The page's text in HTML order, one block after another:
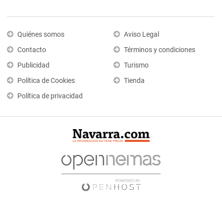
Quiénes somos
Contacto
Publicidad
Política de Cookies
Política de privacidad
Aviso Legal
Términos y condiciones
Turismo
Tienda